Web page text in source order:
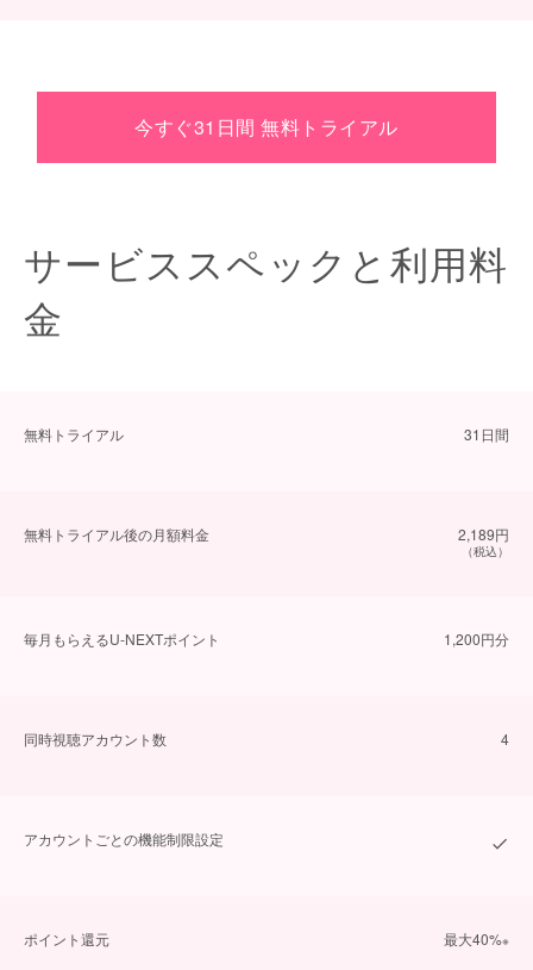
今すぐ31日間 無料トライアル
サービススペックと利用料
金
無料トライアル 31日間
無料トライアル後の⽉額料金 2,189円
（税込）
毎⽉もらえるU-NEXTポイント 1,200円分
同時視聴アカウント数 4
アカウントごとの機能制限設定
ポイント還元 最⼤40%※